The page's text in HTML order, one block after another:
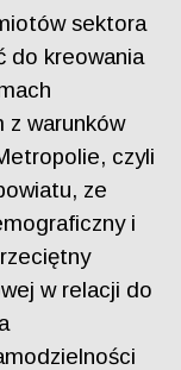
sektora
do kreowania
z warunków
czyli
ze
i
w relacji do